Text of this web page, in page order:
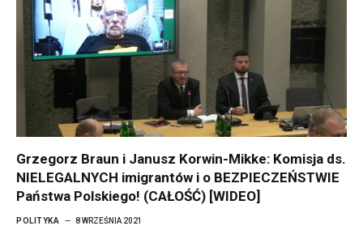
Grzegorz Braun i Janusz Korwin-Mikke: Komisja ds.
NIELEGALNYCH imigrantów i o BEZPIECZEŃSTWIE
Państwa Polskiego! (CAŁOŚĆ) [WIDEO]
POLITYKA 8 WRZEŚNIA 2021